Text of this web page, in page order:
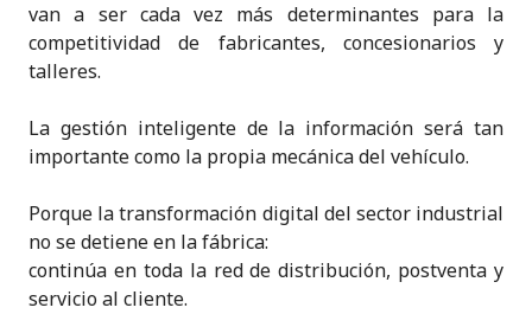
van a ser cada vez más determinantes para la
competitividad de fabricantes, concesionarios y
talleres.
La gestión inteligente de la información será tan
importante como la propia mecánica del vehículo.
Porque la transformación digital del sector industrial
no se detiene en la fábrica:
continúa en toda la red de distribución, postventa y
servicio al cliente.